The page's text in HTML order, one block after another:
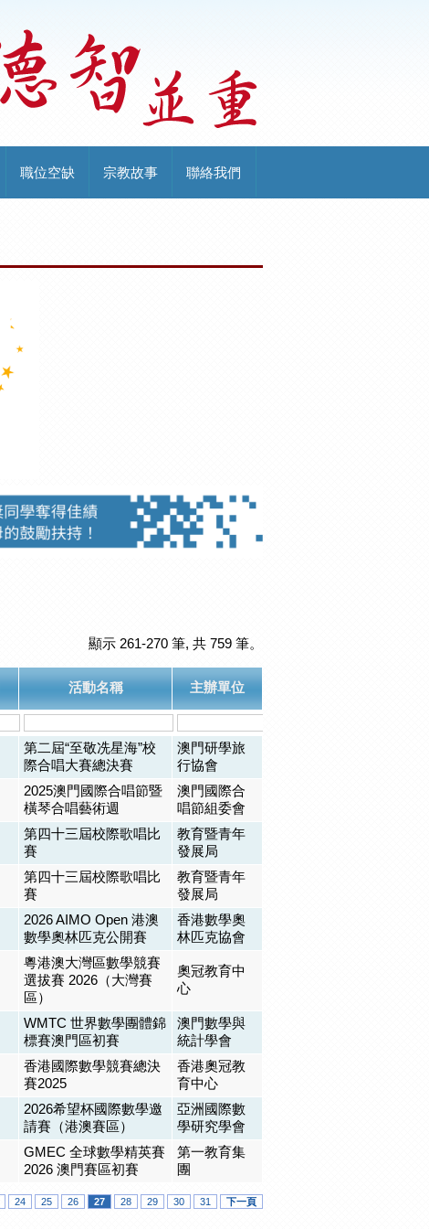
職位空缺 宗教故事 聯絡我們
顯示 261-270 筆, 共 759 筆。
活動名稱 主辦單位
第二屆“至敬冼星海”校
際合唱大賽總決賽
澳門研學旅
行協會
2025澳門國際合唱節暨
橫琴合唱藝術週
澳門國際合
唱節組委會
第四十三屆校際歌唱比
賽
教育暨青年
發展局
第四十三屆校際歌唱比
賽
教育暨青年
發展局
2026 AIMO Open 港澳
數學奧林匹克公開賽
香港數學奧
林匹克協會
粵港澳大灣區數學競賽
選拔賽 2026（大灣賽
區）
奧冠教育中
心
WMTC 世界數學團體錦
標賽澳門區初賽
澳門數學與
統計學會
香港國際數學競賽總決
賽2025
香港奧冠教
育中心
2026希望杯國際數學邀
請賽（港澳賽區）
亞洲國際數
學研究學會
GMEC 全球數學精英賽
2026 澳門賽區初賽
第一教育集
團
24 25 26 27 28 29 30 31 下一頁